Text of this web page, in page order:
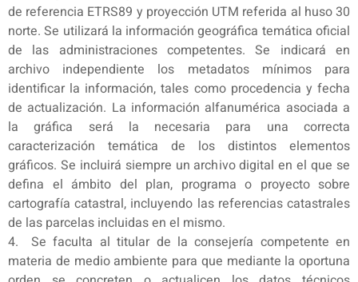
de referencia ETRS89 y proyección UTM referida al huso 30
norte. Se utilizará la información geográfica temática oficial
de las administraciones competentes. Se indicará en
archivo independiente los metadatos mínimos para
identificar la información, tales como procedencia y fecha
de actualización. La información alfanumérica asociada a
la gráfica será la necesaria para una correcta
caracterización temática de los distintos elementos
gráficos. Se incluirá siempre un archivo digital en el que se
defina el ámbito del plan, programa o proyecto sobre
cartografía catastral, incluyendo las referencias catastrales
de las parcelas incluidas en el mismo.
4. Se faculta al titular de la consejería competente en
materia de medio ambiente para que mediante la oportuna